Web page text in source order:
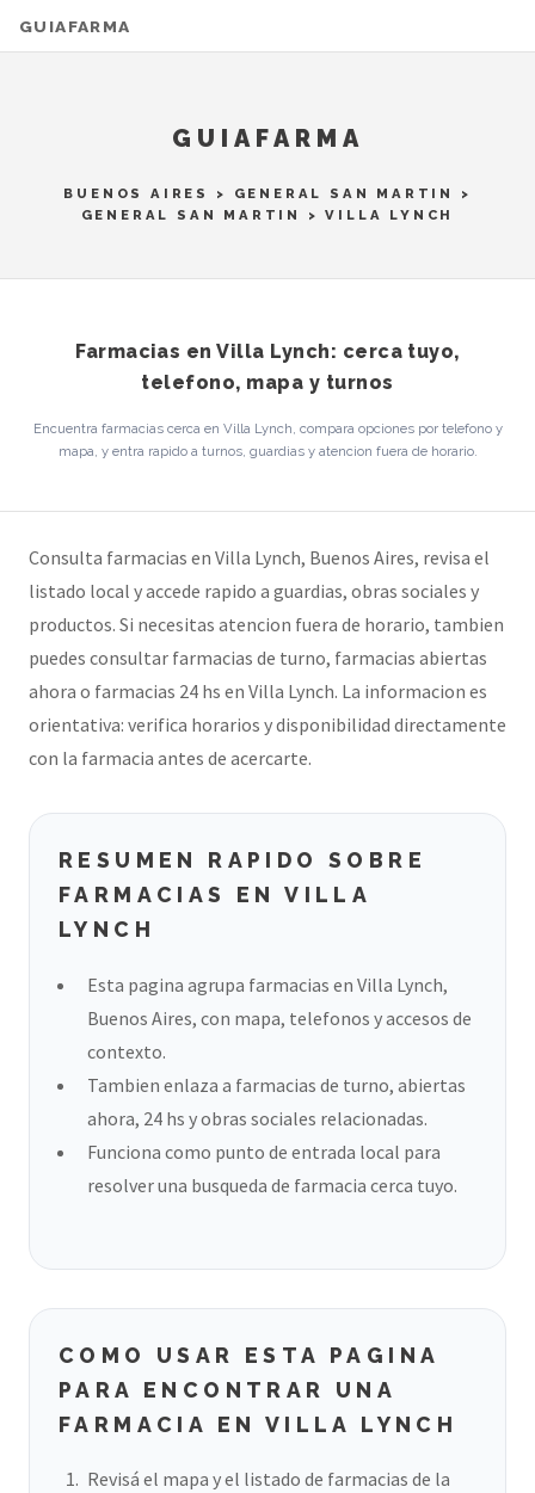
GUIAFARMA
GUIAFARMA
BUENOS AIRES > GENERAL SAN MARTIN
>
GENERAL SAN MARTIN
> VILLA LYNCH
Farmacias en Villa Lynch: cerca tuyo,
telefono, mapa y turnos
Encuentra farmacias cerca en Villa Lynch, compara opciones por telefono y
mapa, y entra rapido a turnos, guardias y atencion fuera de horario.
Consulta farmacias en Villa Lynch, Buenos Aires, revisa el
listado local y accede rapido a guardias, obras sociales y
productos. Si necesitas atencion fuera de horario, tambien
puedes consultar farmacias de turno, farmacias abiertas
ahora o farmacias 24 hs en Villa Lynch. La informacion es
orientativa: verifica horarios y disponibilidad directamente
con la farmacia antes de acercarte.
RESUMEN RAPIDO SOBRE
FARMACIAS EN VILLA
LYNCH
Esta pagina agrupa farmacias en Villa Lynch,
Buenos Aires, con mapa, telefonos y accesos de
contexto.
Tambien enlaza a farmacias de turno, abiertas
ahora, 24 hs y obras sociales relacionadas.
Funciona como punto de entrada local para
resolver una busqueda de farmacia cerca tuyo.
COMO USAR ESTA PAGINA
PARA ENCONTRAR UNA
FARMACIA EN VILLA LYNCH
Revisá el mapa y el listado de farmacias de la